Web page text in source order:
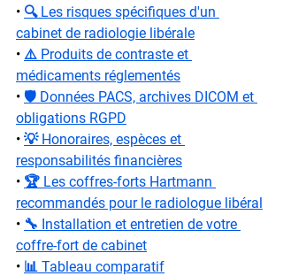
• 🔍 Les risques spécifiques d'un
cabinet de radiologie libérale
• ⚠️ Produits de contraste et
médicaments réglementés
• 🛡️ Données PACS, archives DICOM et
obligations RGPD
• 💡 Honoraires, espèces et
responsabilités financières
• 🏆 Les coffres-forts Hartmann
recommandés pour le radiologue libéral
• 🔧 Installation et entretien de votre
coffre-fort de cabinet
• 📊 Tableau comparatif